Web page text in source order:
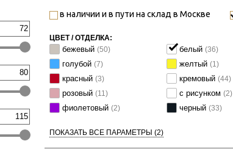
в наличии и в пути на склад в Москве
ЦВЕТ / ОТДЕЛКА:
бежевый (50) белый (36)
голубой (7) желтый (1)
красный (3) кремовый (44)
розовый (11) с рисунком (2)
фиолетовый (2) черный (33)
ПОКАЗАТЬ ВСЕ ПАРАМЕТРЫ (2)